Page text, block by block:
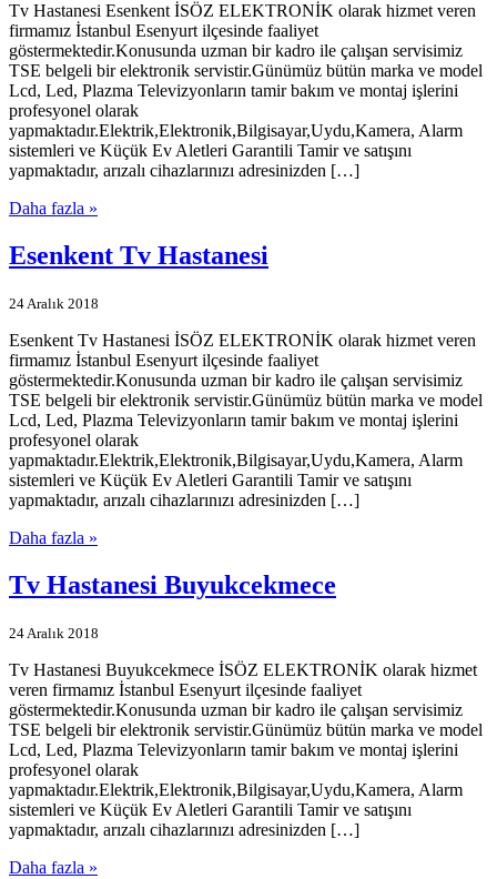
Tv Hastanesi Esenkent İSÖZ ELEKTRONİK olarak hizmet veren
firmamız İstanbul Esenyurt ilçesinde faaliyet
göstermektedir.Konusunda uzman bir kadro ile çalışan servisimiz
TSE belgeli bir elektronik servistir.Günümüz bütün marka ve model
Lcd, Led, Plazma Televizyonların tamir bakım ve montaj işlerini
profesyonel olarak
yapmaktadır.Elektrik,Elektronik,Bilgisayar,Uydu,Kamera, Alarm
sistemleri ve Küçük Ev Aletleri Garantili Tamir ve satışını
yapmaktadır, arızalı cihazlarınızı adresinizden […]
Daha fazla »
Esenkent Tv Hastanesi
24 Aralık 2018
Esenkent Tv Hastanesi İSÖZ ELEKTRONİK olarak hizmet veren
firmamız İstanbul Esenyurt ilçesinde faaliyet
göstermektedir.Konusunda uzman bir kadro ile çalışan servisimiz
TSE belgeli bir elektronik servistir.Günümüz bütün marka ve model
Lcd, Led, Plazma Televizyonların tamir bakım ve montaj işlerini
profesyonel olarak
yapmaktadır.Elektrik,Elektronik,Bilgisayar,Uydu,Kamera, Alarm
sistemleri ve Küçük Ev Aletleri Garantili Tamir ve satışını
yapmaktadır, arızalı cihazlarınızı adresinizden […]
Daha fazla »
Tv Hastanesi Buyukcekmece
24 Aralık 2018
Tv Hastanesi Buyukcekmece İSÖZ ELEKTRONİK olarak hizmet
veren firmamız İstanbul Esenyurt ilçesinde faaliyet
göstermektedir.Konusunda uzman bir kadro ile çalışan servisimiz
TSE belgeli bir elektronik servistir.Günümüz bütün marka ve model
Lcd, Led, Plazma Televizyonların tamir bakım ve montaj işlerini
profesyonel olarak
yapmaktadır.Elektrik,Elektronik,Bilgisayar,Uydu,Kamera, Alarm
sistemleri ve Küçük Ev Aletleri Garantili Tamir ve satışını
yapmaktadır, arızalı cihazlarınızı adresinizden […]
Daha fazla »